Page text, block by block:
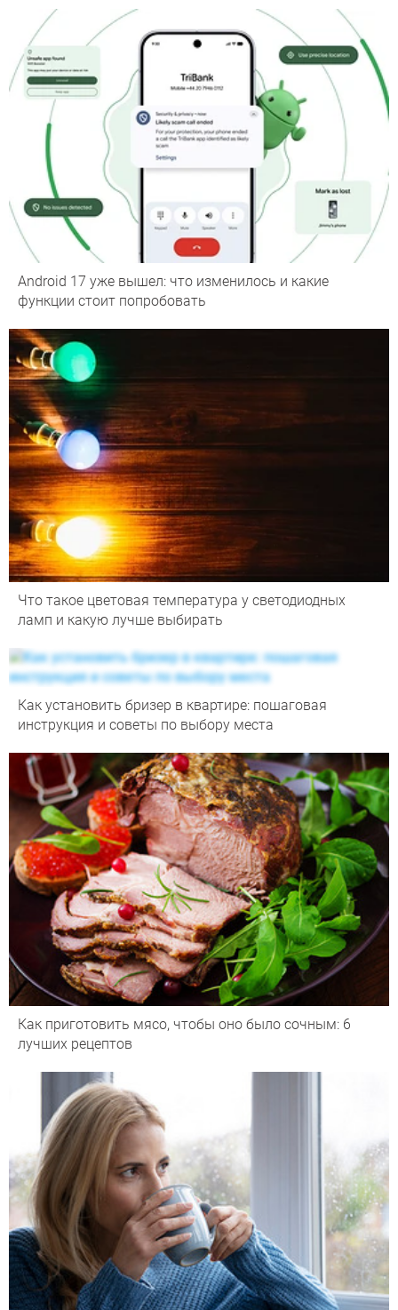
Android 17 уже вышел: что изменилось и какие
функции стоит попробовать
Что такое цветовая температура у светодиодных
ламп и какую лучше выбирать
Как установить бризер в квартире: пошаговая
инструкция и советы по выбору места
Как приготовить мясо, чтобы оно было сочным: 6
лучших рецептов